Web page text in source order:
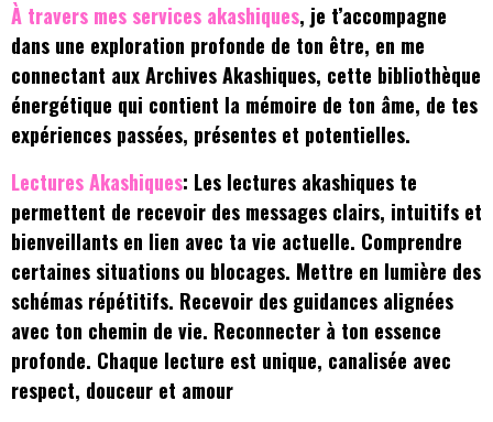
À travers mes services akashiques, je t’accompagne
dans une exploration profonde de ton être, en me
connectant aux Archives Akashiques, cette bibliothèque
énergétique qui contient la mémoire de ton âme, de tes
expériences passées, présentes et potentielles.
Lectures Akashiques: Les lectures akashiques te
permettent de recevoir des messages clairs, intuitifs et
bienveillants en lien avec ta vie actuelle. Comprendre
certaines situations ou blocages. Mettre en lumière des
schémas répétitifs. Recevoir des guidances alignées
avec ton chemin de vie. Reconnecter à ton essence
profonde. Chaque lecture est unique, canalisée avec
respect, douceur et amour